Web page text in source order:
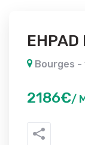
Bourges -
2186€/